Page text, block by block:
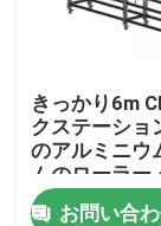
放出のアル
Vスロット
陽極酸化ア
きっかり6m
クステーショ
のアルミニウ
ムのローラー
お問い合